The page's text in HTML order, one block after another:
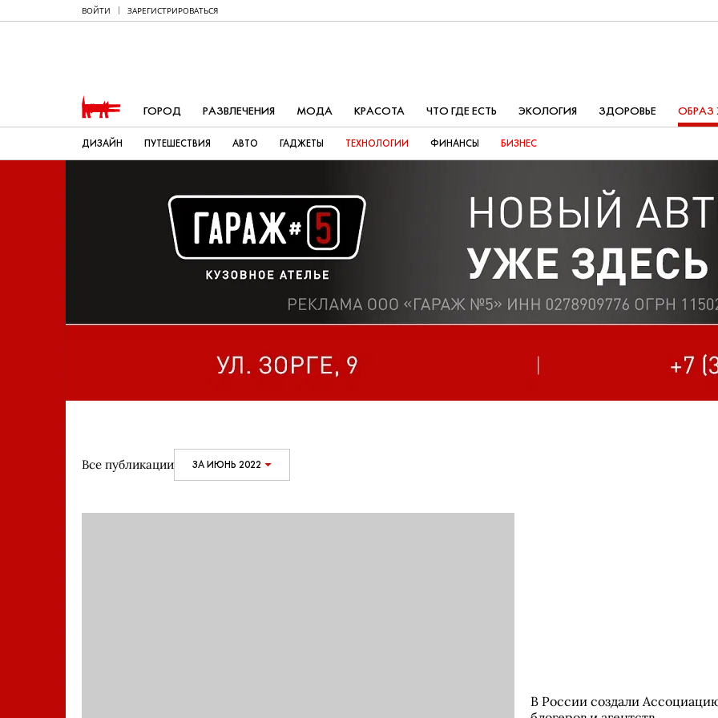
ВОЙТИ ЗАРЕГИСТРИРОВАТЬСЯ
ГОРОД РАЗВЛЕЧЕНИЯ МОДА КРАСОТА ЧТО ГДЕ ЕСТЬ ЭКОЛОГИЯ ЗДОРОВЬЕ
ДИЗАЙН ПУТЕШЕСТВИЯ АВТО ГАДЖЕТЫ ТЕХНОЛОГИИ ФИНАНСЫ БИЗНЕС
Все публикации ЗА ИЮНЬ 2022
В России создали